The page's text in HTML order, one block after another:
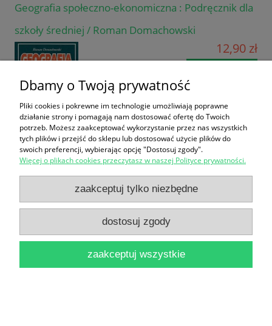
Geografia społeczno-ekonomiczna : Podręcznik dla
szkoły średniej / Roman Domachowski
12,90 zł
Przewodnik po świecie : Przegląd Reader's Digest :
Ilustrowana encyklopedia geograficzna
do koszyka
Dbamy o Twoją prywatność
Pliki cookies i pokrewne im technologie umożliwiają poprawne
działanie strony i pomagają nam dostosować ofertę do Twoich
potrzeb. Możesz zaakceptować wykorzystanie przez nas wszystkich
tych plików i przejść do sklepu lub dostosować użycie plików do
swoich preferencji, wybierając opcję "Dostosuj zgody".
Więcej o plikach cookies przeczytasz w naszej Polityce prywatności.
zaakceptuj tylko niezbędne
dostosuj zgody
zaakceptuj wszystkie